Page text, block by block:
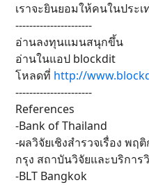
เราจะยินยอมให้คนในประ
----------------------
อ่านลงทุนแมนสนุกขึ้น
อ่านในแอป blockdit
โหลดที่ http://
----------------------
References
-Bank of Thailand
-ผลวิจัยเชิงสำรวจเรื่อง พ
กรุง สถาบันวิจัยและบริกา
-BLT Bangkok